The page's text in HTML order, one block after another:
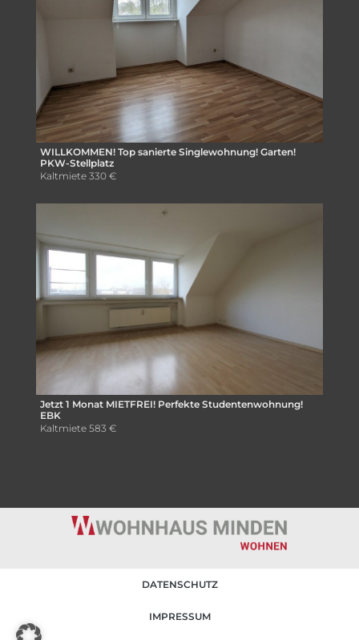
WILLKOMMEN! Top sanierte Singlewohnung! Garten!
PKW-Stellplatz
Kaltmiete 330 €
Jetzt 1 Monat MIETFREI! Perfekte Studentenwohnung!
EBK
Kaltmiete 583 €
DATENSCHUTZ
IMPRESSUM